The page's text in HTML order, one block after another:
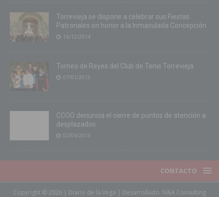
Torrevieja se dispone a celebrar sus Fiestas
Patronales en honor a la Inmaculada Concepción
16/12/2014
Torneo de Reyes del Club de Tenis Torrevieja
07/01/2013
CCOO denuncia el cierre de puntos de atención a
desplazados
02/05/2013
CONTACTO
Copyright © 2026 | Diario de la Vega | Desarrollado: N&A Consulting